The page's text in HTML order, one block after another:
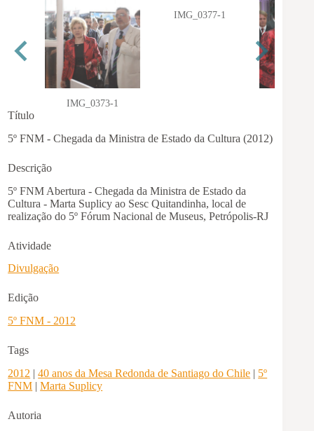
IMG_0373-1
IMG_0377-1
Título
5º FNM - Chegada da Ministra de Estado da Cultura (2012)
Descrição
5º FNM Abertura - Chegada da Ministra de Estado da
Cultura - Marta Suplicy ao Sesc Quitandinha, local de
realização do 5º Fórum Nacional de Museus, Petrópolis-RJ
Atividade
Divulgação
Edição
5º FNM - 2012
Tags
2012 |40 anos da Mesa Redonda de Santiago do Chile | 5º
FNM |Marta Suplicy
Autoria